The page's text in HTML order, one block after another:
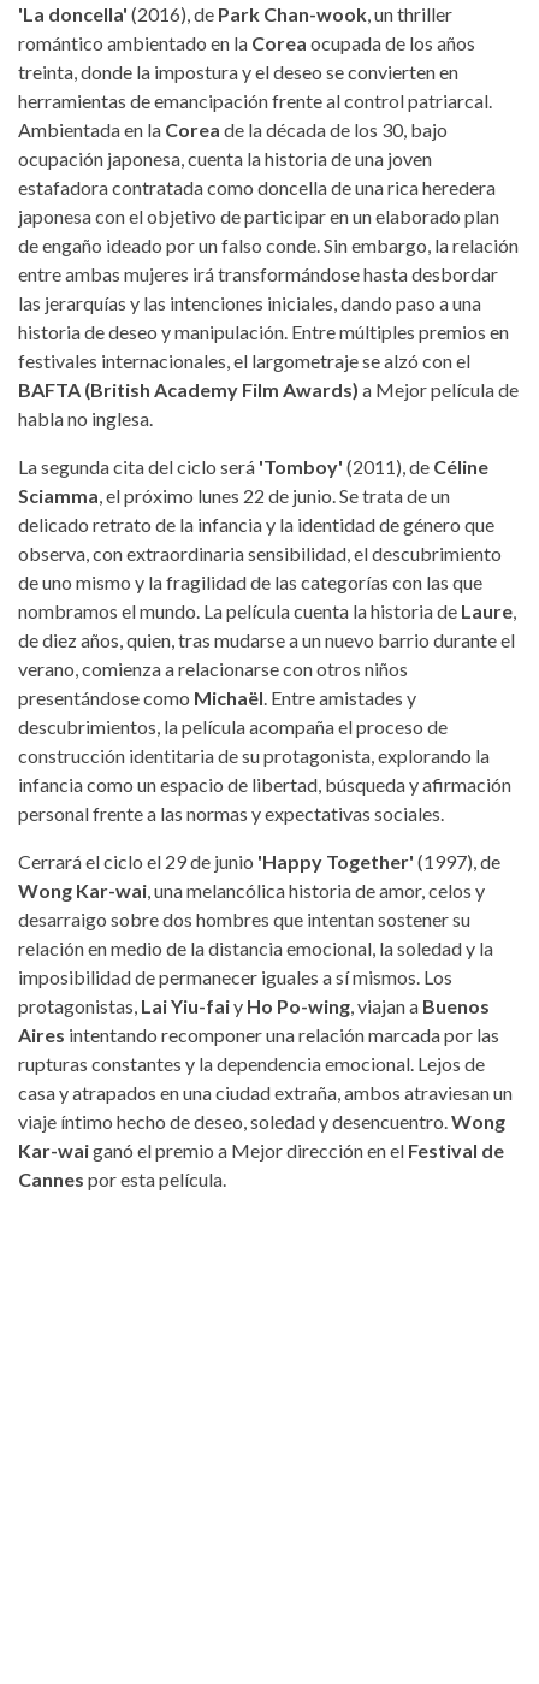
'La doncella' (2016), de Park Chan-wook, un thriller
romántico ambientado en la Corea ocupada de los años
treinta, donde la impostura y el deseo se convierten en
herramientas de emancipación frente al control patriarcal.
Ambientada en la Corea de la década de los 30, bajo
ocupación japonesa, cuenta la historia de una joven
estafadora contratada como doncella de una rica heredera
japonesa con el objetivo de participar en un elaborado plan
de engaño ideado por un falso conde. Sin embargo, la relación
entre ambas mujeres irá transformándose hasta desbordar
las jerarquías y las intenciones iniciales, dando paso a una
historia de deseo y manipulación. Entre múltiples premios en
festivales internacionales, el largometraje se alzó con el
BAFTA (British Academy Film Awards) a Mejor película de
habla no inglesa.
La segunda cita del ciclo será 'Tomboy' (2011), de Céline
Sciamma, el próximo lunes 22 de junio. Se trata de un
delicado retrato de la infancia y la identidad de género que
observa, con extraordinaria sensibilidad, el descubrimiento
de uno mismo y la fragilidad de las categorías con las que
nombramos el mundo. La película cuenta la historia de Laure,
de diez años, quien, tras mudarse a un nuevo barrio durante el
verano, comienza a relacionarse con otros niños
presentándose como Michaël. Entre amistades y
descubrimientos, la película acompaña el proceso de
construcción identitaria de su protagonista, explorando la
infancia como un espacio de libertad, búsqueda y afirmación
personal frente a las normas y expectativas sociales.
Cerrará el ciclo el 29 de junio 'Happy Together' (1997), de
Wong Kar-wai, una melancólica historia de amor, celos y
desarraigo sobre dos hombres que intentan sostener su
relación en medio de la distancia emocional, la soledad y la
imposibilidad de permanecer iguales a sí mismos. Los
protagonistas, Lai Yiu-faiy Ho Po-wing, viajan a Buenos
Aires intentando recomponer una relación marcada por las
rupturas constantes y la dependencia emocional. Lejos de
casa y atrapados en una ciudad extraña, ambos atraviesan un
viaje íntimo hecho de deseo, soledad y desencuentro.Wong
Kar-waiganó el premio a Mejor dirección en el Festival de
Cannes por esta película.